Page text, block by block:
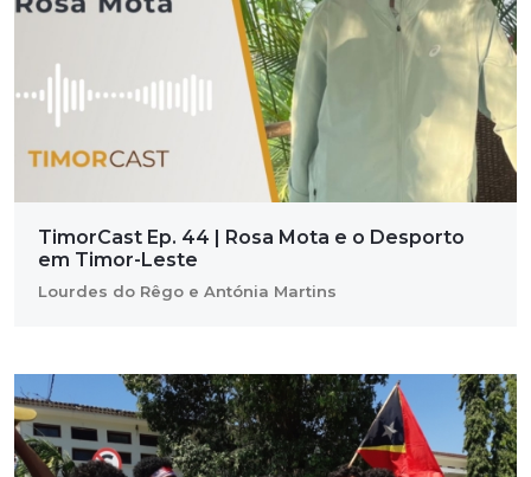
TimorCast Ep. 44 | Rosa Mota e o Desporto
em Timor-Leste
Lourdes do Rêgo e Antónia Martins